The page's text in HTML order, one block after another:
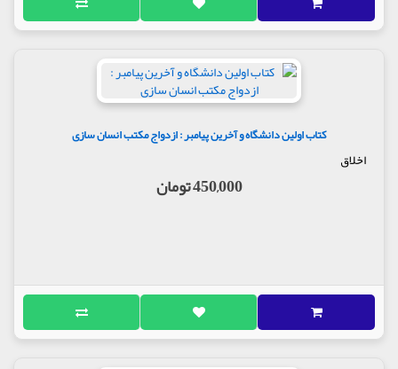
کتاب اولین دانشگاه و آخرین پیامبر : ازدواج مکتب انسان سازی
اخلاق
450,000 تومان